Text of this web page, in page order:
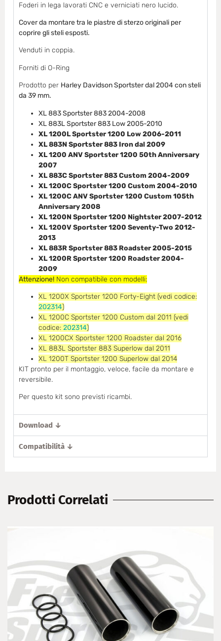
Foderi in lega lavorati CNC e verniciati nero lucido.
Cover da montare tra le piastre di sterzo originali per
coprire gli steli esposti.
Venduti in coppia.
Forniti di O-Ring
Prodotto per Harley Davidson Sportster dal 2004 con steli
da 39 mm.
XL 883 Sportster 883 2004-2008
XL 883L Sportster 883 Low 2005-2010
XL 1200L Sportster 1200 Low 2006-2011
XL 883N Sportster 883 Iron dal 2009
XL 1200 ANV Sportster 1200 50th Anniversary
2007
XL 883C Sportster 883 Custom 2004-2009
XL 1200C Sportster 1200 Custom 2004-2010
XL 1200C ANV Sportster 1200 Custom 105th
Anniversary 2008
XL 1200N Sportster 1200 Nightster 2007-2012
XL 1200V Sportster 1200 Seventy-Two 2012-
2013
XL 883R Sportster 883 Roadster 2005-2015
XL 1200R Sportster 1200 Roadster 2004-
2009
Attenzione! Non compatibile con modelli:
XL 1200X Sportster 1200 Forty-Eight (vedi codice:
202314)
XL 1200C Sportster 1200 Custom dal 2011 (vedi
codice:202314)
XL 1200CX Sportster 1200 Roadster dal 2016
XL 883L Sportster 883 Superlow dal 2011
XL 1200T Sportster 1200 Superlow dal 2014
KIT pronto per il montaggio, veloce, facile da montare e
reversibile.
Per questo kit sono previsti ricambi.
Download ↓
Compatibilità ↓
Prodotti Correlati